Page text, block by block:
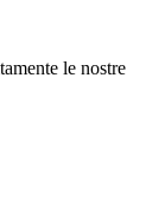
le nostre